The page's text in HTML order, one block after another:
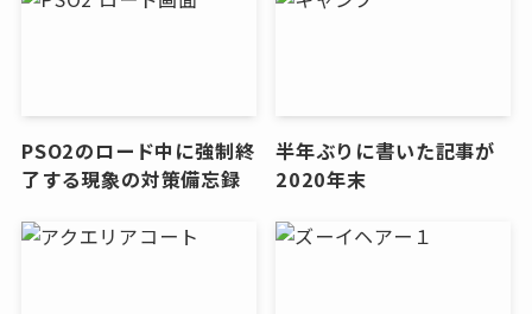
PSO2のロード中に強制終
了する現象の対策備忘録
半年ぶりに書いた記事が
2020年末